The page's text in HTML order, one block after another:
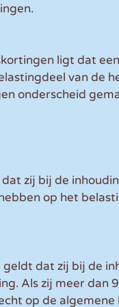
ligt dat
van de
onderscheid
zij bij de
op het
geldt dat zij bij de
Als zij meer dan
op de